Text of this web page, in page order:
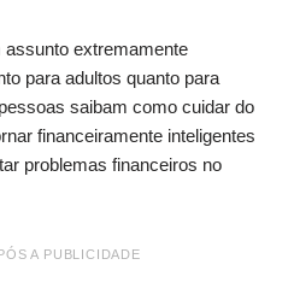
assunto extremamente
para adultos quanto para
saibam como cuidar do
financeiramente inteligentes
problemas financeiros no
A PUBLICIDADE